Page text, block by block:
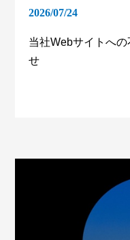
2026/07/24
当社Webサイトへ
せ